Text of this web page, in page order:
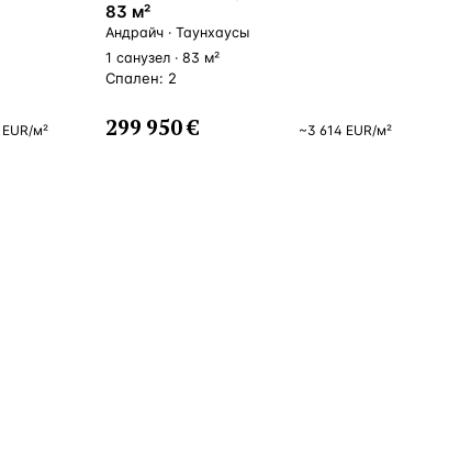
EUR/м²
83 м²
Андрайч · Таунхаусы
1 санузел · 83 м²
Спален: 2
299 950 € ~3 614 EUR/м²